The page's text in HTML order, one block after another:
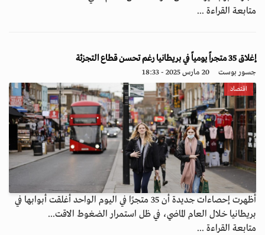
متابعة القراءة ...
إغلاق 35 متجراً يومياً في بريطانيا رغم تحسن قطاع التجزئة
جسور بوست 20 مارس 2025 - 18:33
اقتصاد
أظهرت إحصاءات جديدة أن 35 متجرًا في اليوم الواحد أغلقت أبوابها في
بريطانيا خلال العام الماضي، في ظل استمرار الضغوط الاقت...
متابعة القراءة ...